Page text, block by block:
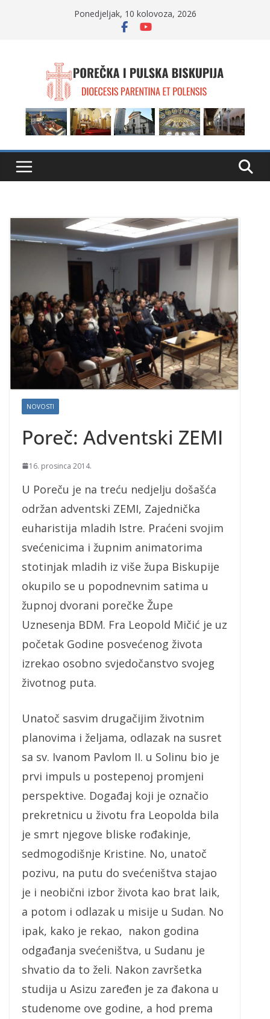
Ponedjeljak, 10 kolovoza, 2026
NOVOSTI
Poreč: Adventski ZEMI
16. prosinca 2014.
U Poreču je na treću nedjelju došašća
održan adventski ZEMI, Zajednička
euharistija mladih Istre. Praćeni svojim
svećenicima i župnim animatorima
stotinjak mladih iz više župa Biskupije
okupilo se u popodnevnim satima u
župnoj dvorani porečke Župe
Uznesenja BDM. Fra Leopold Mičić je uz
početak Godine posvećenog života
izrekao osobno svjedočanstvo svojeg
životnog puta.
Unatoč sasvim drugačijim životnim
planovima i željama, odlazak na susret
sa sv. Ivanom Pavlom II. u Solinu bio je
prvi impuls u postepenoj promjeni
perspektive. Događaj koji je označio
prekretnicu u životu fra Leopolda bila
je smrt njegove bliske rođakinje,
sedmogodišnje Kristine. No, unatoč
pozivu, na putu do svećeništva stajao
je i neobični izbor života kao brat laik,
a potom i odlazak u misije u Sudan. No
ipak, kako je rekao, nakon godina
odgađanja svećeništva, u Sudanu je
shvatio da to želi. Nakon završetka
studija u Asizu zaređen je za đakona u
studenome ove godine, a hod prema